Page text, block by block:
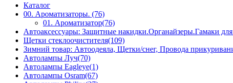
Каталог
00. Ароматизаторы. (76)
01. Ароматизатор(76)
Автоаксессуары: Защитные накидки.Органайзеры.Гамаки
Щетки стеклоочистителя(109)
Зимний товар: Автоодеяла, Щетки/снег, Провода
Автолампы Луч(70)
Автолампы Eagleye(1)
Автолампы Osram(67)